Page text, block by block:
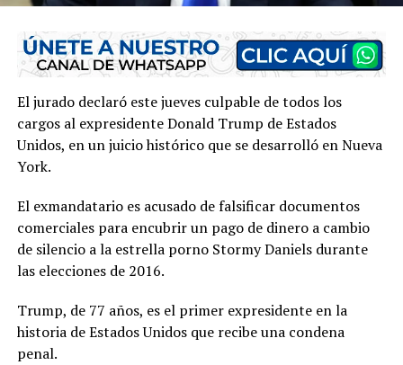
El jurado declaró este jueves culpable de todos los
cargos al expresidente Donald Trump de Estados
Unidos, en un juicio histórico que se desarrolló en Nueva
York.
El exmandatario es acusado de falsificar documentos
comerciales para encubrir un pago de dinero a cambio
de silencio a la estrella porno Stormy Daniels durante
las elecciones de 2016.
Trump, de 77 años, es el primer expresidente en la
historia de Estados Unidos que recibe una condena
penal.